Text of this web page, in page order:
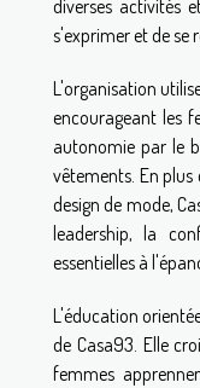
diverses activités
s'exprimer et de se
L'organisation
encourageant les
autonomie par le
vêtements. En
design de mode,
leadership, la
essentielles à
L'éducation
de Casa93. Elle
femmes